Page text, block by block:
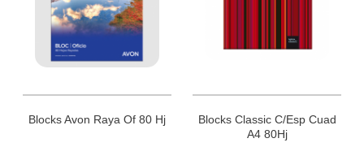
Blocks Avon Raya Of 80 Hj
Blocks Classic C/Esp Cuad
A4 80Hj